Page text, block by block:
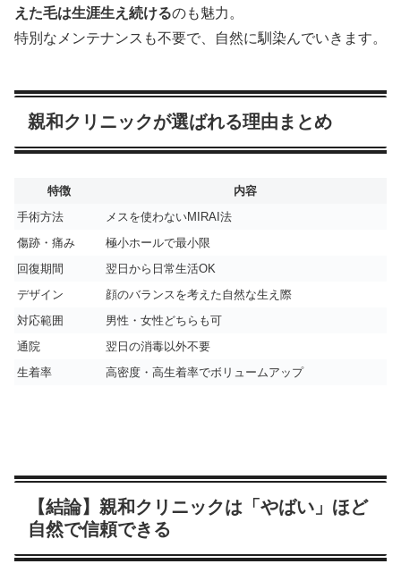
えた毛は生涯生え続けるのも魅力。
特別なメンテナンスも不要で、自然に馴染んでいきます。
親和クリニックが選ばれる理由まとめ
特徴
内容
手術方法
メスを使わないMIRAI法
傷跡・痛み
極小ホールで最小限
回復期間
翌日から日常生活OK
デザイン
顔のバランスを考えた自然な生え際
対応範囲
男性・女性どちらも可
通院
翌日の消毒以外不要
生着率
高密度・高生着率でボリュームアップ
【結論】親和クリニックは「やばい」ほど
自然で信頼できる